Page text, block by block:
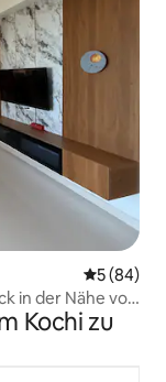
5 (84)
in der Nähe von
Kochi zu